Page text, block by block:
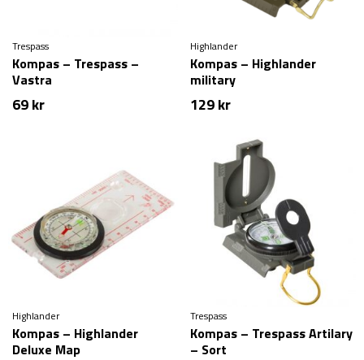
Trespass
Kompas – Trespass –
Vastra
69kr
Highlander
Kompas – Highlander
military
129kr
Highlander
Kompas – Highlander
Deluxe Map
Trespass
Kompas – Trespass Artilary
– Sort